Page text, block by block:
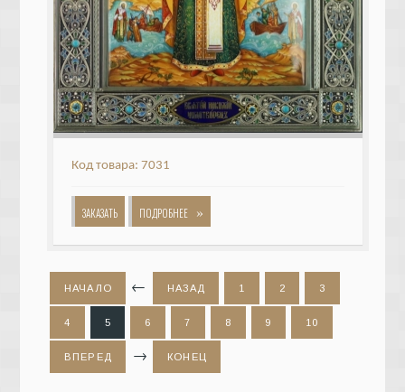
Код товара: 7031
ЗАКАЗАТЬ ПОДРОБНЕЕ »
НАЧАЛО НАЗАД 1 2 3
4 5 6 7 8 9 10
ВПЕРЕД КОНЕЦ